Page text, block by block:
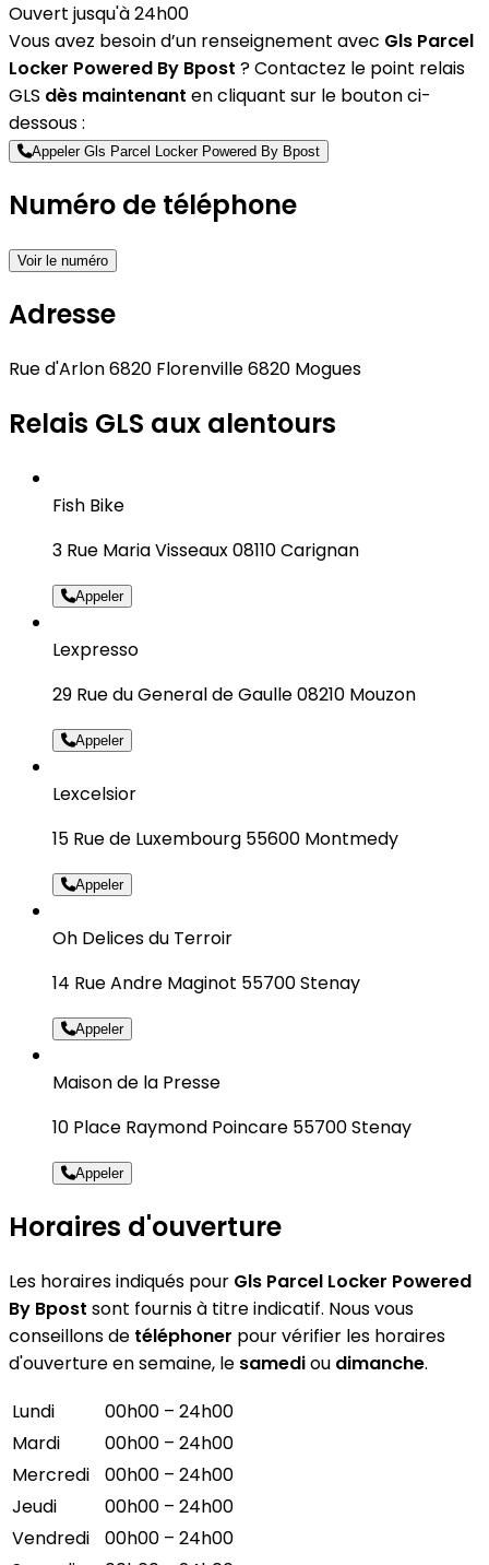
Ouvert jusqu'à 24h00
Vous avez besoin d’un renseignement avec Gls Parcel
Locker Powered By Bpost ? Contactez le point relais
GLS dès maintenant en cliquant sur le bouton ci-
dessous :
Appeler Gls Parcel Locker Powered By Bpost
Numéro de téléphone
Voir le numéro
Adresse
Rue d'Arlon 6820 Florenville 6820 Mogues
Relais GLS aux alentours
Fish Bike
3 Rue Maria Visseaux 08110 Carignan
Appeler
Lexpresso
29 Rue du General de Gaulle 08210 Mouzon
Appeler
Lexcelsior
15 Rue de Luxembourg 55600 Montmedy
Appeler
Oh Delices du Terroir
14 Rue Andre Maginot 55700 Stenay
Appeler
Maison de la Presse
10 Place Raymond Poincare 55700 Stenay
Appeler
Horaires d'ouverture
Les horaires indiqués pour Gls Parcel Locker Powered
By Bpost sont fournis à titre indicatif. Nous vous
conseillons de téléphoner pour vérifier les horaires
d'ouverture en semaine, le samediou dimanche.
Lundi
00h00 – 24h00
Mardi
00h00 – 24h00
Mercredi
00h00 – 24h00
Jeudi
00h00 – 24h00
Vendredi
00h00 – 24h00